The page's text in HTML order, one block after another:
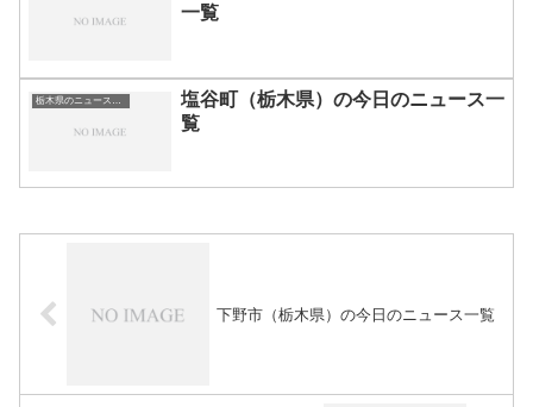
一覧
栃木県のニュース一覧
塩谷町（栃木県）の今日のニュース一
覧
下野市（栃木県）の今日のニュース一覧